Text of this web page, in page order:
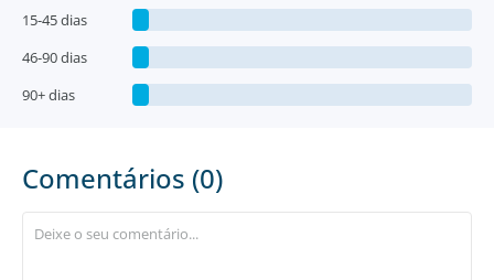
15-45 dias
46-90 dias
90+ dias
Comentários (0)